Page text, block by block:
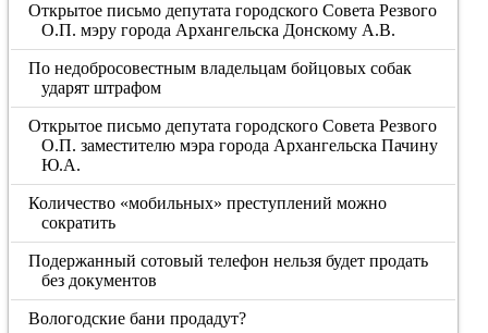
Открытое письмо депутата городского Совета Резвого
О.П. мэру города Архангельска Донскому А.В.
По недобросовестным владельцам бойцовых собак
ударят штрафом
Открытое письмо депутата городского Совета Резвого
О.П. заместителю мэра города Архангельска Пачину
Ю.А.
Количество «мобильных» преступлений можно
сократить
Подержанный сотовый телефон нельзя будет продать
без документов
Вологодские бани продадут?